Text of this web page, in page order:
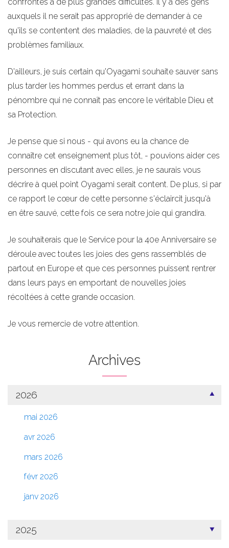
auxquels il ne serait pas approprié de demander à ce
qu'ils se contentent des maladies, de la pauvreté et des
problèmes familiaux.
D'ailleurs, je suis certain qu'Oyagami souhaite sauver sans
plus tarder les hommes perdus et errant dans la
pénombre qui ne connaît pas encore le véritable Dieu et
sa Protection.
Je pense que si nous - qui avons eu la chance de
connaître cet enseignement plus tôt, - pouvions aider ces
personnes en discutant avec elles, je ne saurais vous
décrire à quel point Oyagami serait content. De plus, si par
ce rapport le cœur de cette personne s'éclaircit jusqu'à
en être sauvé, cette fois ce sera notre joie qui grandira.
Je souhaiterais que le Service pour la 40e Anniversaire se
déroule avec toutes les joies des gens rassemblés de
partout en Europe et que ces personnes puissent rentrer
dans leurs pays en emportant de nouvelles joies
récoltées à cette grande occasion.
Je vous remercie de votre attention.
Archives
2026
mai 2026
avr 2026
mars 2026
févr 2026
janv 2026
2025